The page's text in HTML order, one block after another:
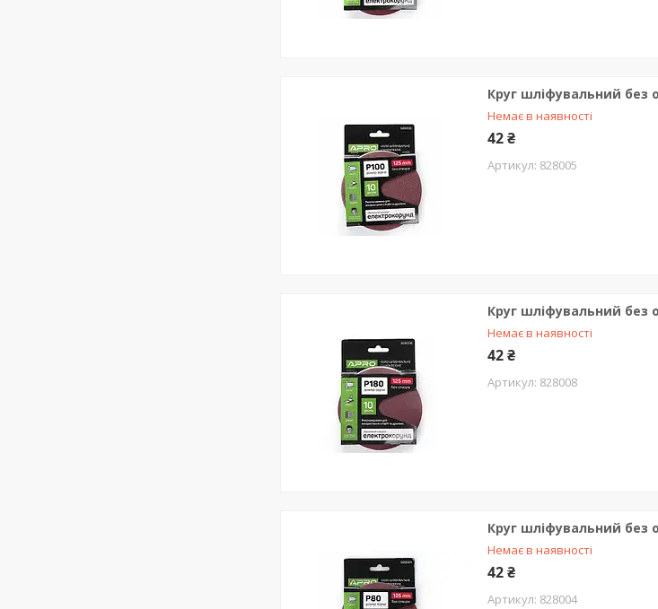
Круг шліфувальний без
Немає в наявності
42 ₴
828005
Круг шліфувальний без
Немає в наявності
42 ₴
828008
Круг шліфувальний без
Немає в наявності
42 ₴
828004